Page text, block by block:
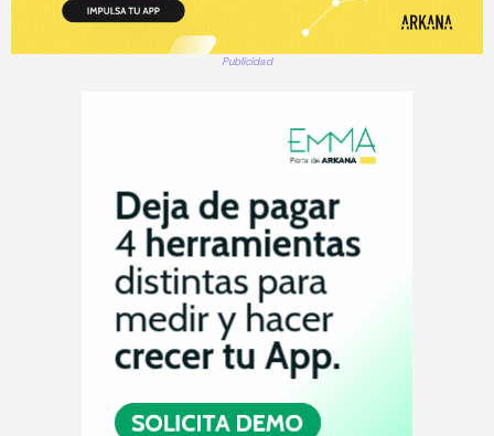
Publicidad